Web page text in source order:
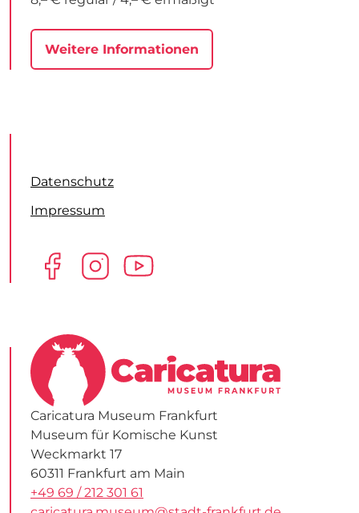
Weitere Informationen
Datenschutz
Impressum
Caricatura Museum Frankfurt
Museum für Komische Kunst
Weckmarkt 17
60311 Frankfurt am Main
+49 69 / 212 301 61